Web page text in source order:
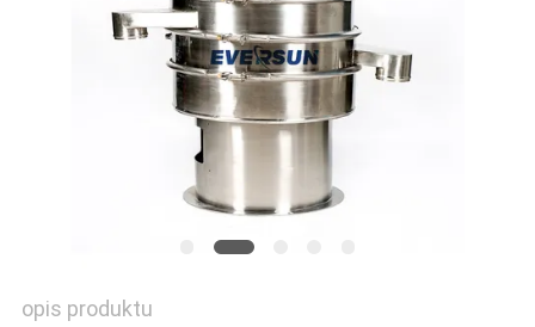
PRYWATNOŚCI
opis produktu